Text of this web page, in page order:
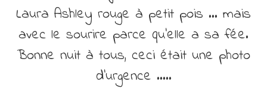
Laura Ashley rouge à petit pois … mais
avec le sourire parce qu’elle a sa fée.
Bonne nuit à tous, ceci était une photo
d’urgence …..